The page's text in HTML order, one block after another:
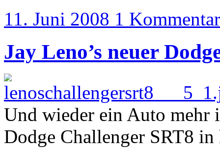
11. Juni 2008 1 Kommentar
Jay Leno’s neuer
Und wieder ein Auto mehr
Dodge Challenger SRT8